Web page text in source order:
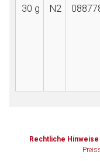
30 g N2
Rechtliche Hinweise